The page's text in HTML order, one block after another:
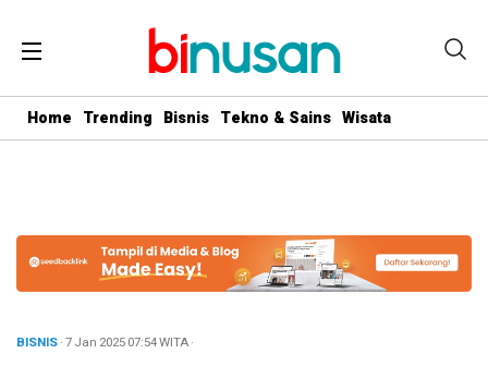
center} #geserkiri, #geserkanan { display: none } .totalpembaca {
display: none }
Home Trending Bisnis Tekno & Sains Wisata
BISNIS· 7 Jan 202507:54WITA·